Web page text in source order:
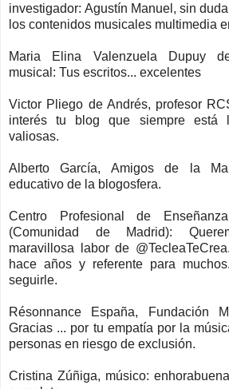
investigador: Agustín Manuel, sin
los contenidos musicales multimedia
Maria Elina Valenzuela Dupuy
musical: Tus escritos... excelentes
Victor Pliego de Andrés, profesor
interés tu blog que siempre está
valiosas.
Alberto García, Amigos de la
educativo de la blogosfera.
Centro Profesional de
(Comunidad de Madrid):
maravillosa labor de
hace años y referente para
seguirle.
Résonnance España, Fundación
Gracias ... por tu empatía por la
personas en riesgo de exclusión.
Cristina Zúñiga, músico: